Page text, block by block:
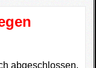
abgeschlossen.